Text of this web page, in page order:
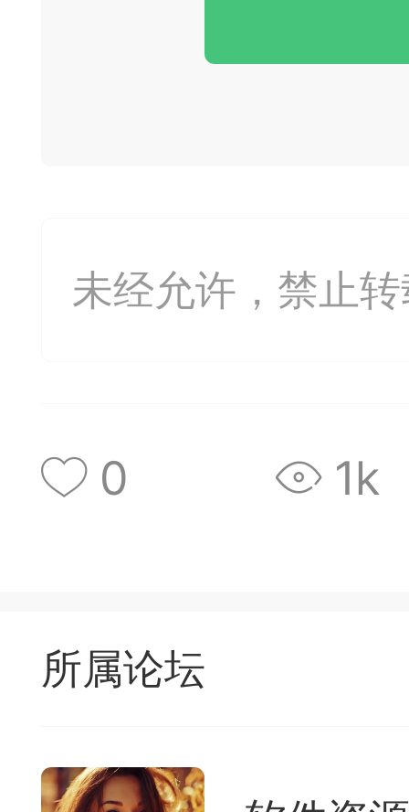
专题书签：
65
境界
05-09 18:39
电脑端
项
未经允许，禁止
0 1k
所属论坛